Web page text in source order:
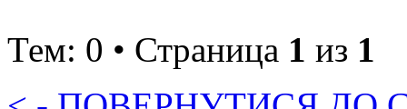
Тем: 0 • Страница 1 из 1